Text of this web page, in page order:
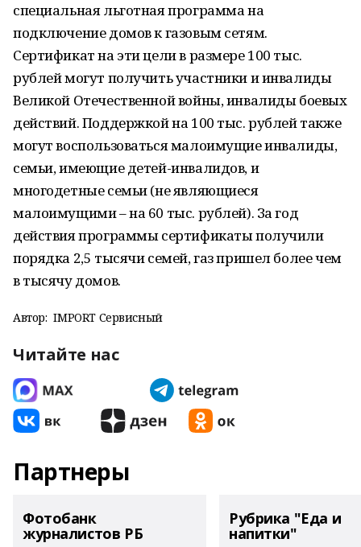
специальная льготная программа на
подключение домов к газовым сетям.
Сертификат на эти цели в размере 100 тыс.
рублей могут получить участники и инвалиды
Великой Отечественной войны, инвалиды боевых
действий. Поддержкой на 100 тыс. рублей также
могут воспользоваться малоимущие инвалиды,
семьи, имеющие детей-инвалидов, и
многодетные семьи (не являющиеся
малоимущими – на 60 тыс. рублей). За год
действия программы сертификаты получили
порядка 2,5 тысячи семей, газ пришел более чем
в тысячу домов.
Автор: IMPORT Сервисный
Читайте нас
Партнеры
Фотобанк
журналистов РБ
Рубрика "Еда и
напитки"